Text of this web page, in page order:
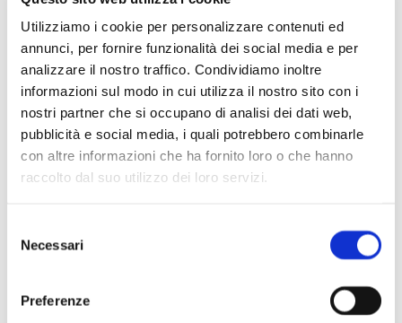
Utilizziamo i cookie per personalizzare contenuti ed
annunci, per fornire funzionalità dei social media e per
analizzare il nostro traffico. Condividiamo inoltre
informazioni sul modo in cui utilizza il nostro sito con i
nostri partner che si occupano di analisi dei dati web,
pubblicità e social media, i quali potrebbero combinarle
con altre informazioni che ha fornito loro o che hanno
raccolto dal suo utilizzo dei loro servizi.
delNecessari
Preferenze